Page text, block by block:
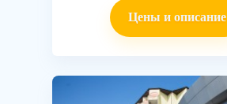
Цены и описание